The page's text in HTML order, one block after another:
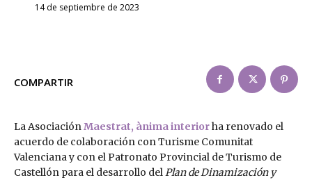
14 de septiembre de 2023
COMPARTIR
La AsociaciónMaestrat, ànima interiorha renovado el
acuerdo de colaboración con Turisme Comunitat
Valenciana y con el Patronato Provincial de Turismo de
Castellón para el desarrollo delPlan de Dinamización y